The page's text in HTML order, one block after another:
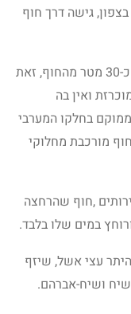
בצפון, גישה דרך חוף
סלע הנמלים הוא סלע גדול ומבודד הנמצא כ-30 מטר מהחוף, זאת
ואין בה
מטרים,החוף ממוקם בחלקו המערבי
מורכבת מחלוקי
,חוף שהרחצה
במים שלו בלבד.
עצי אשל, שיזף
ושיח-אברהם.